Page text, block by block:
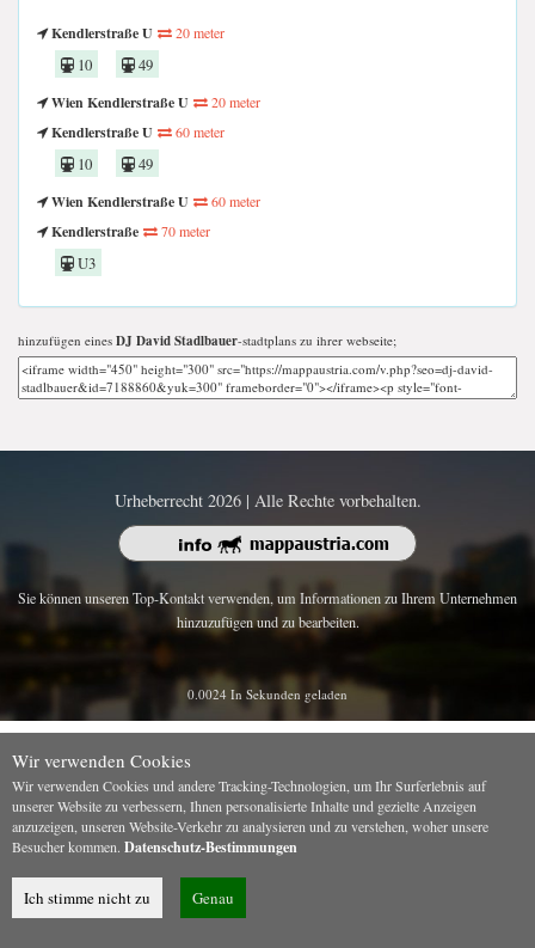
Kendlerstraße U 20 meter
10
49
Wien Kendlerstraße U
20 meter
Kendlerstraße U 60 meter
10
49
Wien Kendlerstraße U
60 meter
Kendlerstraße 70 meter
U3
hinzufügen eines DJ David Stadlbauer-stadtplans zu ihrer webseite;
Urheberrecht 2026 | Alle Rechte vorbehalten.
Sie können unseren Top-Kontakt verwenden, um Informationen zu Ihrem Unternehmen
hinzuzufügen und zu bearbeiten.
0.0024 In Sekunden geladen
Wir verwenden Cookies
Wir verwenden Cookies und andere Tracking-Technologien, um Ihr Surferlebnis auf
unserer Website zu verbessern, Ihnen personalisierte Inhalte und gezielte Anzeigen
anzuzeigen, unseren Website-Verkehr zu analysieren und zu verstehen, woher unsere
Besucher kommen. Datenschutz-Bestimmungen
Ich stimme nicht zu Genau